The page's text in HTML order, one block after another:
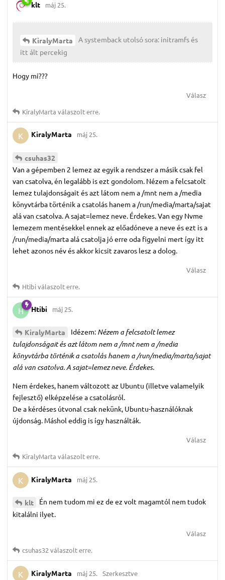
klt máj 25.
KiralyMarta
A systemback utolsó sora: initramfs és
itt ált percekig
Hogy mi???
Válasz
KiralyMarta válaszolt erre.
K KiralyMarta máj 25.
csuhas32
Van a gépemben 2 lemez az egyik a rendszer a másik csak fel
van csatolva, én legalább is ezt gondolom. Nézem a felcsatolt
lemez tulajdonságait és azt látom nem a /mnt nem a /media
könyvtárba történik a csatolás hanem a /run/media/marta/sajat
alá van csatolva. A sajat=lemez neve. Érdekes. Van egy Nvme
lemezem mentésekkel ennek az előadóneve a neve és ezt is a
/run/media/marta alá csatolja jó erre oda figyelni mert így itt
lehet azonos név és akkor kicsit zavaros lesz a dolog.
Válasz
Htibiválaszolt erre.
H Htibi máj 25.
KiralyMarta Idézem: Nézem a felcsatolt lemez
tulajdonságait és azt látom nem a /mnt nem a /media
könyvtárba történik a csatolás hanem a /run/media/marta/sajat
alá van csatolva. A sajat=lemez neve. Érdekes.
Nem érdekes, hanem változott az Ubuntu (illetve valamelyik
fejlesztő) elképzelése a csatolásról.
De a kérdéses útvonal csak nekünk, Ubuntu-használóknak
újdonság. Máshol eddig is így használták.
Válasz
KiralyMarta válaszolt erre.
K KiralyMarta máj 25.
klt
Én nem tudom mi ez de ez volt magamtól nem tudok
kitalálni ilyet.
Válasz
csuhas32 válaszolt erre.
K KiralyMarta máj 25. Szerkesztve